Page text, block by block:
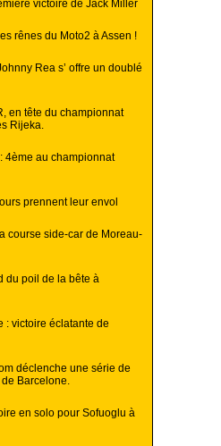
victoire de Jack Miller
rênes du Moto2 à Assen !
Rea s’ offre un doublé
en tête du championnat
Rijeka.
4ème au championnat
prennent leur envol
course side-car de Moreau-
du poil de la bête à
: victoire éclatante de
déclenche une série de
Barcelone.
en solo pour Sofuoglu à